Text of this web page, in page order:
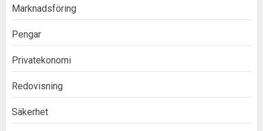
Marknadsföring
Pengar
Privatekonomi
Redovisning
Säkerhet